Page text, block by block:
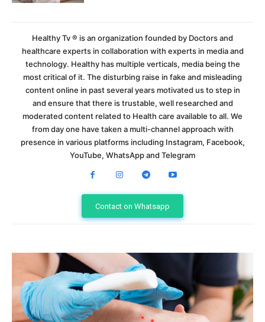
Healthy Tv ® is an organization founded by Doctors and
healthcare experts in collaboration with experts in media and
technology. Healthy has multiple verticals, media being the
most critical of it. The disturbing raise in fake and misleading
content online in past several years motivated us to step in
and ensure that there is trustable, well researched and
moderated content related to Health care available to all. We
from day one have taken a multi-channel approach with
presence in various platforms including Instagram, Facebook,
YouTube, WhatsApp and Telegram
Contact on Whatsapp